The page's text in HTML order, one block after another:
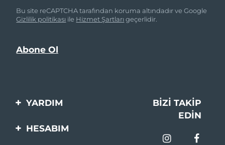
Bu site reCAPTCHA tarafından koruma altındadır ve Google
Gizlilik politikası ile Hizmet Şartlarıgeçerlidir.
YARDIM
Bi̇zi̇mle İleti̇şi̇me Geçi̇n
BIZI TAKIP
EDIN
HESABIM